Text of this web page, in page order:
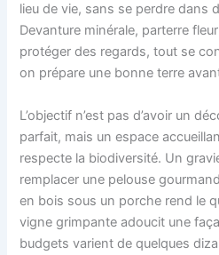
lieu de vie, sans se perdre dans
Devanture minérale, parterre
protéger des regards, tout se
on prépare une bonne terre
L’objectif n’est pas d’avoir un
parfait, mais un espace
respecte la biodiversité. Un
remplacer une pelouse
en bois sous un porche rend le
vigne grimpante adoucit une
budgets varient de quelques